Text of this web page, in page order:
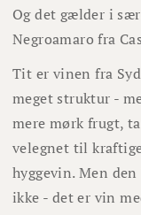
Og det gælder i
Negroamaro fra
Tit er vinen fra
meget struktur -
mere mørk frugt,
velegnet til
hyggevin. Men
ikke - det er vin